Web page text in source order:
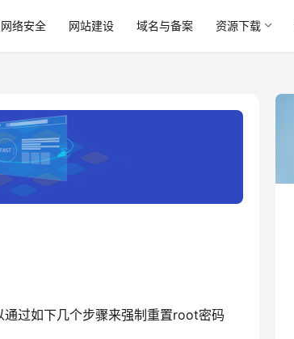
网络安全 网站建设 域名与备案 资源下载
过如下几个步骤来强制重置root密码